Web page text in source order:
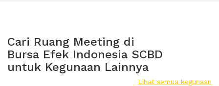
Cari Ruang Meeting di
Bursa Efek Indonesia SCBD
untuk Kegunaan Lainnya
Lihat semua kegunaan